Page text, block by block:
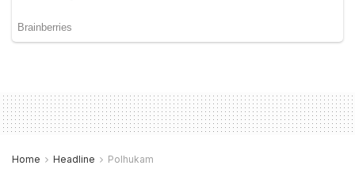
Home Headline Polhukam